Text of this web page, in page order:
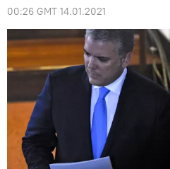
00:26 GMT 14.01.2021